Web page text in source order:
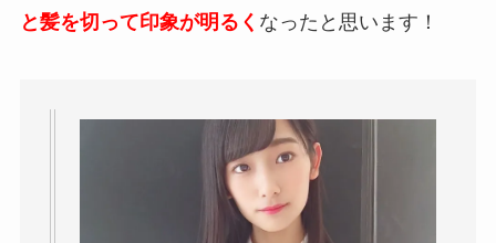
と髪を切って印象が明るく なったと思います！